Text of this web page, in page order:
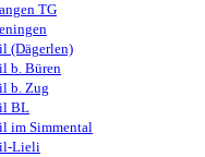
TG
(Dägerlen)
b. Büren
b. Zug
BL
im Simmental
Lieli